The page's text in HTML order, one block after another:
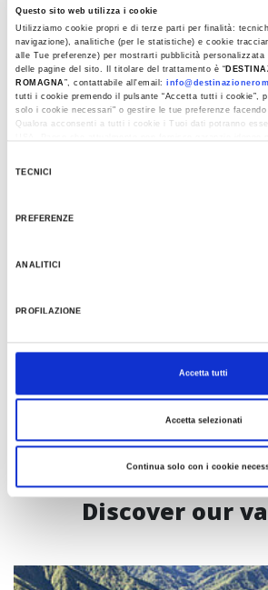
Questo sito web utilizza i cookie
Utilizziamo cookie propri e di terze parti per finalità:
navigazione), analitiche (per le statistiche) e cookie
alle Tue preferenze) per mostrarti pubblicità personalizzata
delle pagine del sito. Il titolare del trattamento è “
ROMAGNA”, contattabile all'email:
tutti i cookie premendo il pulsante “Accetta tutti i cookie”,
solo i cookie necessari" o gestire le tue preferenze facendo
Qualora acconsenti a tutti i cookie i Tuoi dati potranno
TECNICI
PREFERENZE
ANALITICI
PROFILAZIONE
Accetta tutti
Accetta selezionati
Continua solo con i cookie
Discover our